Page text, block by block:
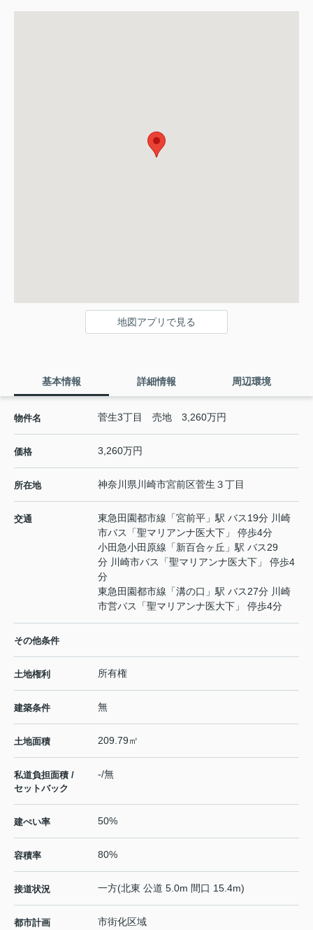
地図アプリで見る
基本情報 詳細情報 周辺環境
物件名 菅生3丁目 売地 3,260万円
価格 3,260万円
所在地 神奈川県 川崎市宮前区菅生 ３丁目
交通 東急田園都市線 「宮前平 」駅 バス19分 川崎
市バス「聖マリアンナ医大下」 停歩4分
小田急小田原線 「新百合ヶ丘 」駅 バス29
分 川崎市バス「聖マリアンナ医大下」 停歩4
分
東急田園都市線 「溝の口 」駅 バス27分 川崎
市営バス「聖マリアンナ医大下」 停歩4分
その他条件
土地権利 所有権
建築条件 無
土地面積 209.79㎡
私道負担面積 /
セットバック
-/無
建ぺい率 50%
容積率 80%
接道状況 一方(北東 公道 5.0m 間口 15.4m)
都市計画 市街化区域